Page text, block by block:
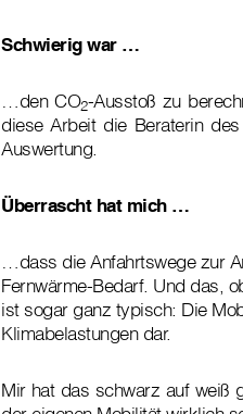
Schwierig war …
…den CO2-Ausstoß zu
diese Arbeit die Beraterin
Auswertung.
Überrascht hat mich …
…dass die Anfahrtswege zur
Fernwärme-Bedarf. Und das,
ist sogar ganz typisch: Die
Klimabelastungen dar.
Mir hat das schwarz auf weiß